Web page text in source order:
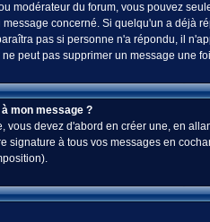
modérateur du forum, vous pouvez
concerné. Si quelqu'un a déjà
pas si personne n'a répondu, il
peut pas supprimer un message une
mon message ?
vous devez d'abord en créer une, en
signature à tous vos messages en